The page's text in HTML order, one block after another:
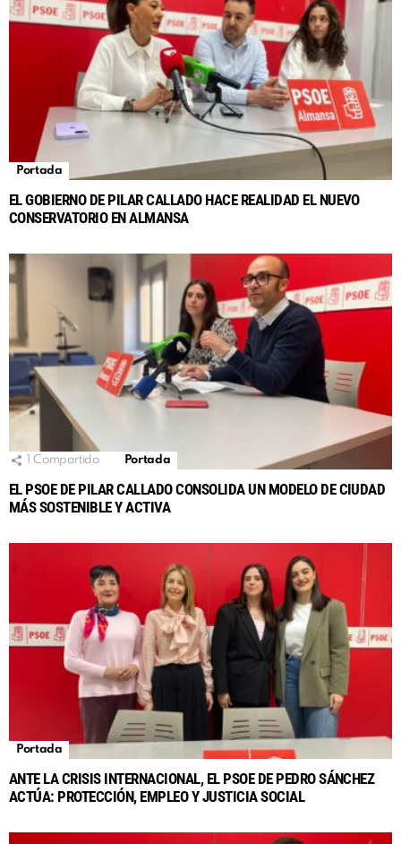
Portada
EL GOBIERNO DE PILAR CALLADO HACE REALIDAD EL NUEVO
CONSERVATORIO EN ALMANSA
Compartido Portada
EL PSOE DE PILAR CALLADO CONSOLIDA UN MODELO DE CIUDAD
MÁS SOSTENIBLE Y ACTIVA
Portada
ANTE LA CRISIS INTERNACIONAL, EL PSOE DE PEDRO SÁNCHEZ
ACTÚA: PROTECCIÓN, EMPLEO Y JUSTICIA SOCIAL